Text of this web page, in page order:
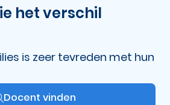
het verschil
is zeer tevreden met hun
Docent vinden